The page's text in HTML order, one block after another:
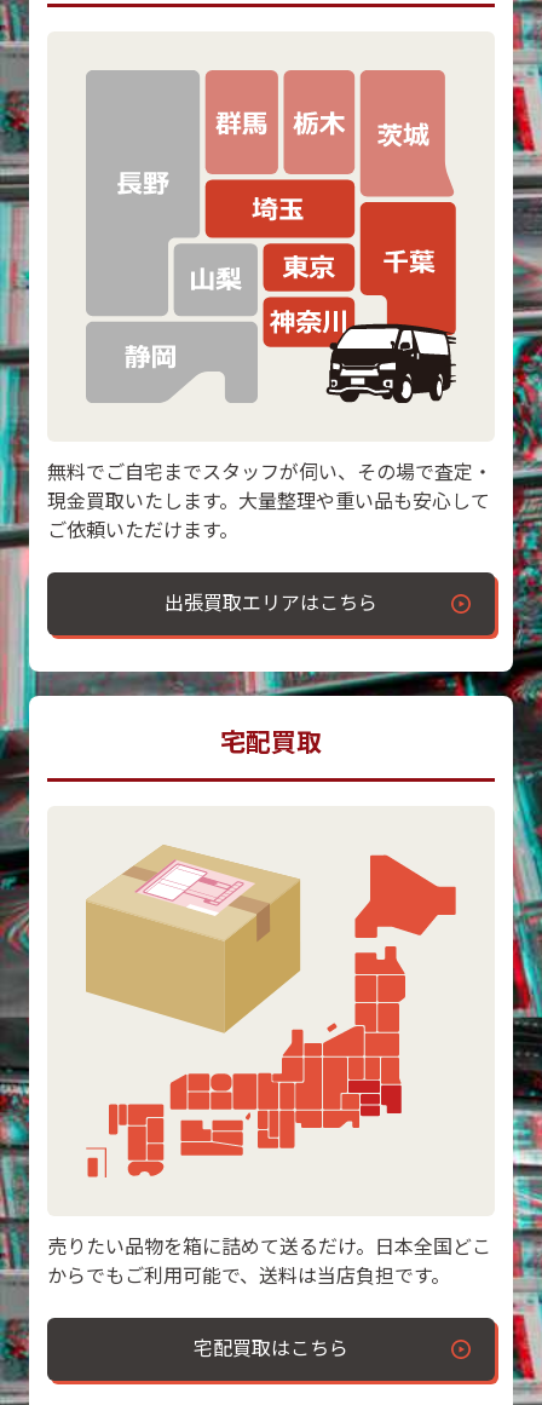
無料でご自宅までスタッフが伺い、その場で査定・
現金買取いたします。大量整理や重い品も安心して
ご依頼いただけます。
出張買取エリアはこちら
宅配買取
売りたい品物を箱に詰めて送るだけ。日本全国どこ
からでもご利用可能で、送料は当店負担です。
宅配買取はこちら